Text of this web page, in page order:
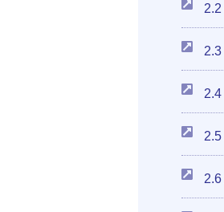
2.2
2.3
2.4
2.5
2.6